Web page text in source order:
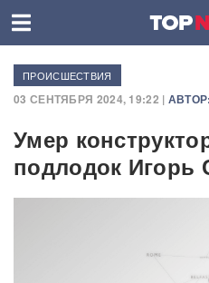
ПРОИСШЕСТВИЯ
03 СЕНТЯБРЯ 2024, 19:22 | АВТОР:
Умер
подлодок Игорь